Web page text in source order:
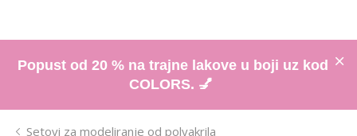
Popust od 20 % na trajne lakove u boji uz kod
COLORS. 💅
Setovi za modeliranje od polyakrila